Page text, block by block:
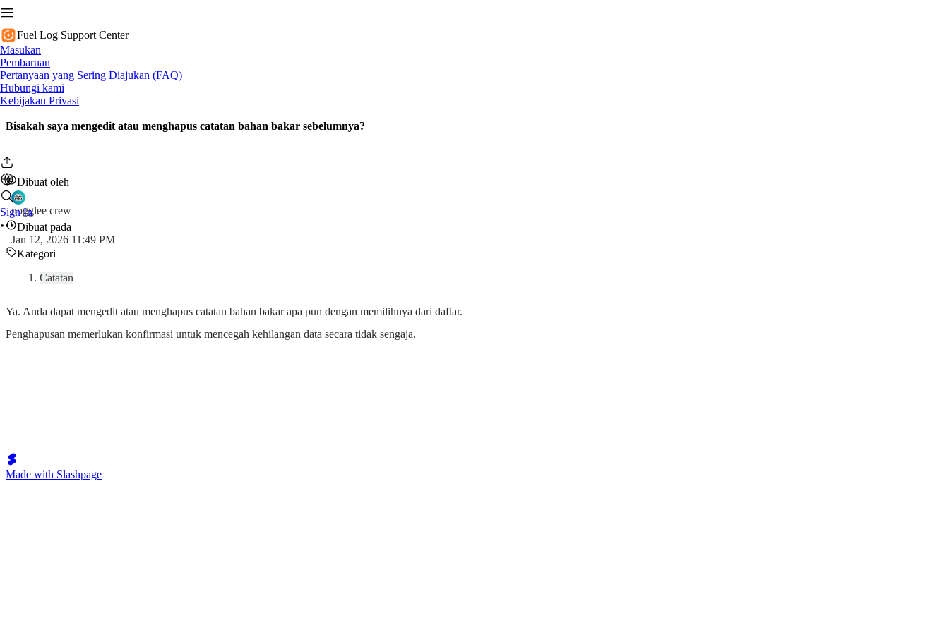
Fuel Log Support Center
Masukan
Pembaruan
Pertanyaan yang Sering Diajukan (FAQ)
Hubungi kami
Kebijakan Privasi
Sign In
Bisakah saya mengedit atau menghapus catatan bahan bakar sebelumnya?
Dibuat oleh
nogglee crew
Dibuat pada
Jan 12, 2026 11:49 PM
Kategori
Catatan
Ya. Anda dapat mengedit atau menghapus catatan bahan bakar apa pun dengan memilihnya dari daftar.
Penghapusan memerlukan konfirmasi untuk mencegah kehilangan data secara tidak sengaja.
Made with Slashpage